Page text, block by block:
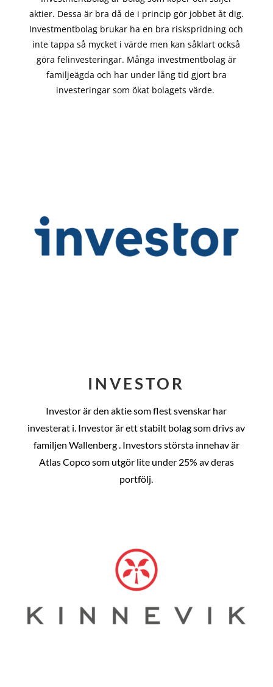
aktier. Dessa är bra då de i princip görjobbet åt dig.
Investmentbolag brukar ha en bra riskspridning och
inte tappa så mycket i värde men kan såklart också
göra felinvesteringar. Många investmentbolag är
familjeägda och har under lång tid gjort bra
investeringar som ökat bolagets värde.
INVESTOR
Investor är den aktie som flest svenskar har
investerat i. Investor är ett stabilt bolag som drivs av
familjen Wallenberg . Investors största innehav är
Atlas Copco som utgör lite under 25% av deras
portfölj.